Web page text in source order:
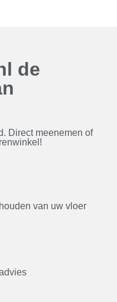
de
Direct meenemen of
van uw vloer